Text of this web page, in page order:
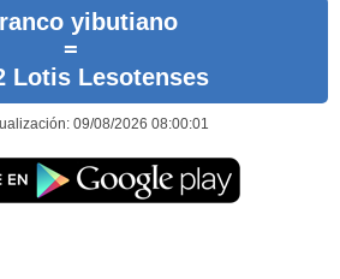
yibutiano
=
Lotis Lesotenses
09/08/2026 08:00:01